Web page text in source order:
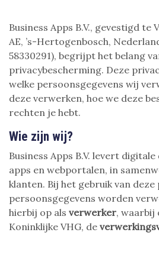
Business Apps B.V., gevestigd te
AE, ’s-Hertogenbosch,
58330291), begrijpt het belang
privacybescherming. Deze
welke persoonsgegevens wij
deze verwerken, hoe we deze
rechten je hebt.
Wie zijn wij?
Business Apps B.V. levert
apps en webportalen, in
klanten. Bij het gebruik van
persoonsgegevens worden
hierbij op als verwerker, waarbij
Koninklijke VHG, de